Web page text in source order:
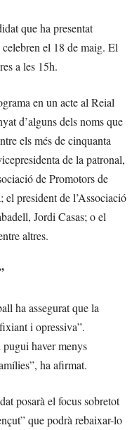
que ha presentat
el 18 de maig. El
a les 15h.
en un acte al Reial
d’alguns dels noms que
els més de cinquanta
de la patronal,
de Promotors de
president de l’Associació
Jordi Casas; o el
altres.
ha assegurat que la
i opressiva”.
haver menys
ha afirmat.
posarà el focus sobretot
que podrà rebaixar-lo